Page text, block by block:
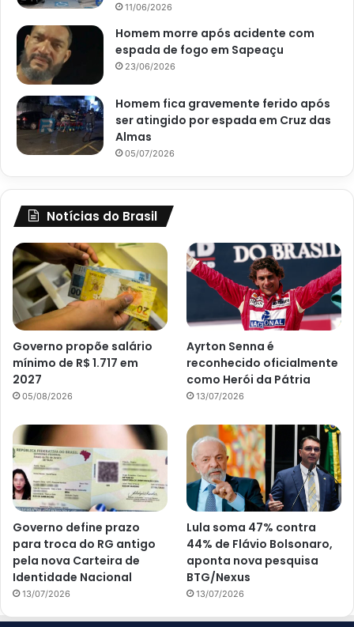
11/06/2026
Homem morre após acidente com
espada de fogo em Sapeaçu
23/06/2026
Homem fica gravemente ferido após
ser atingido por espada em Cruz das
Almas
05/07/2026
Notícias do Brasil
Governo propõe salário
mínimo de R$ 1.717 em
2027
05/08/2026
Ayrton Senna é
reconhecido oficialmente
como Herói da Pátria
13/07/2026
Governo define prazo
para troca do RG antigo
pela nova Carteira de
Identidade Nacional
13/07/2026
Lula soma 47% contra
44% de Flávio Bolsonaro,
aponta nova pesquisa
BTG/Nexus
13/07/2026